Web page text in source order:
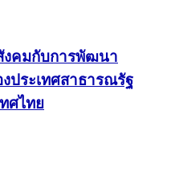
งคมกับการพัฒนา
ประเทศสาธารณรัฐ
ศไทย